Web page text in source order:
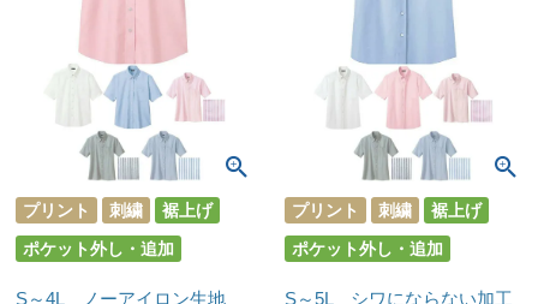
プリント 刺繍
裾上げ
ポケット外し・追加
S～4L ノーアイロン生地
プリント 刺繍
裾上げ
ポケット外し・追加
S～5L シワにならない加工